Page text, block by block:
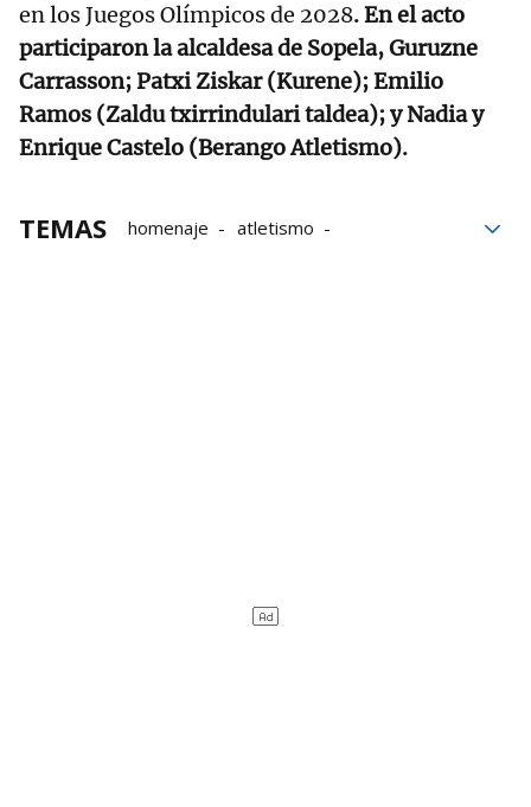
en los Juegos Olímpicos de 2028. En el acto
participaron la alcaldesa de Sopela, Guruzne
Carrasson; Patxi Ziskar (Kurene); Emilio
Ramos (Zaldu txirrindulari taldea); y Nadia y
Enrique Castelo (Berango Atletismo).
TEMAS homenaje
atletismo